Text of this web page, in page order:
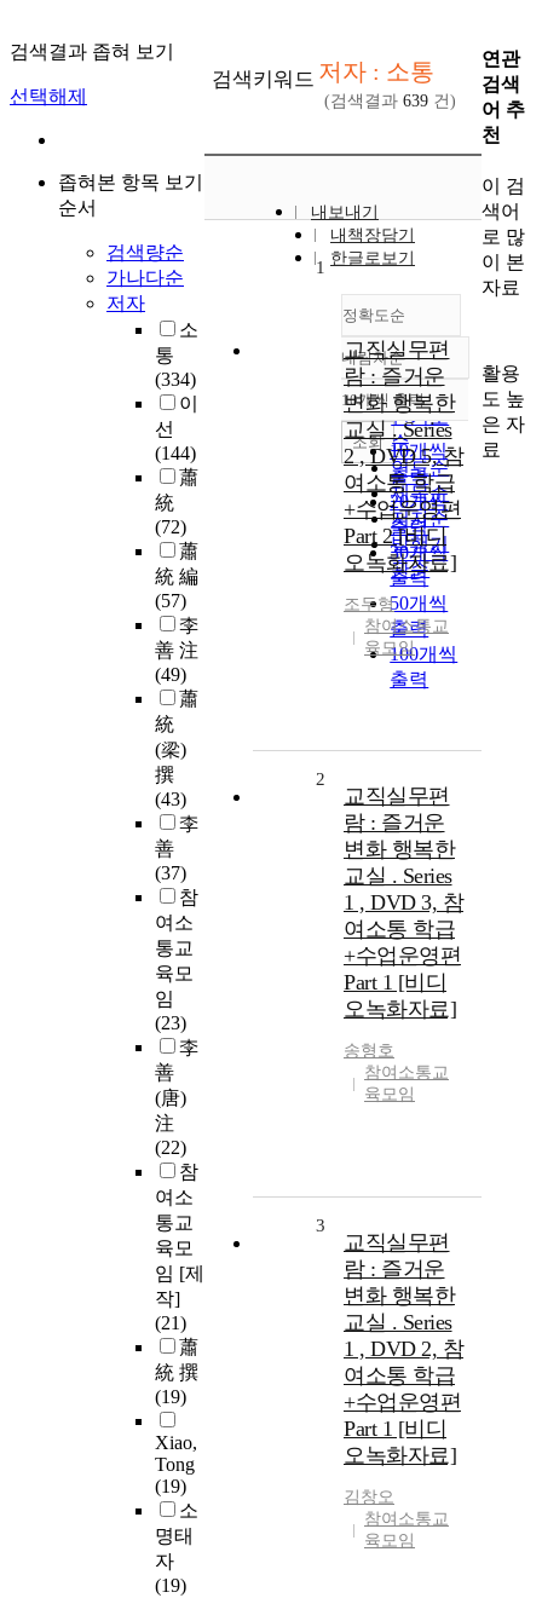
검색결과 좁혀 보기
선택해제
좁혀본 항목 보기
순서
검색량순
가나다순
저자
소
통
(334)
이
선
(144)
蕭
統
(72)
蕭
統 編
(57)
李
善 注
(49)
蕭
統
(梁)
撰
(43)
李
善
(37)
참
여소
통교
육모
임
(23)
李
善
(唐)
注
(22)
참
여소
통교
육모
임 [제
작]
(21)
蕭
統 撰
(19)
Xiao,
Tong
(19)
소
명태
자
(19)
검색키워드 저자 : 소통
(검색결과 639 건)
내보내기
내책장담기
한글로보기
정확도순
정확도
순
인기도
순
연도순
제목순
저자순
발행기
관순
내림차순
내림차순
10개씩 출력
10개씩
출력
20개씩
출력
30개씩
출력
50개씩
출력
100개씩
출력
조회
1
교직실무편
람 : 즐거운
변화 행복한
교실 . Series
2 , DVD 5, 참
여소통 학급
+수업운영편
Part 2 [비디
오녹화자료]
조두형
참여소통교
육모임
2
교직실무편
람 : 즐거운
변화 행복한
교실 . Series
1 , DVD 3, 참
여소통 학급
+수업운영편
Part 1 [비디
오녹화자료]
송형호
참여소통교
육모임
3
교직실무편
람 : 즐거운
변화 행복한
교실 . Series
1 , DVD 2, 참
여소통 학급
+수업운영편
Part 1 [비디
오녹화자료]
김창오
참여소통교
육모임
연관
검색
어 추
천
이 검
색어
로 많
이 본
자료
활용
도 높
은 자
료